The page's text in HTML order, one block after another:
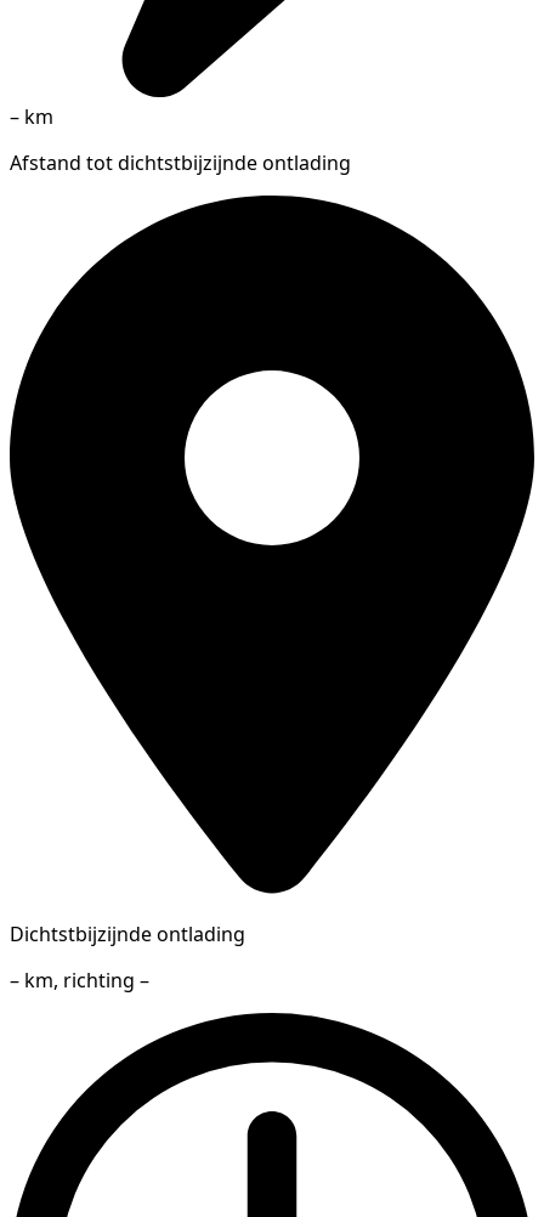
– km
Afstand tot dichtstbijzijnde ontlading
Dichtstbijzijnde ontlading
– km, richting –